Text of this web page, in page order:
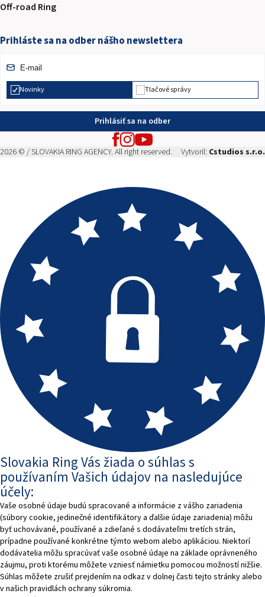
Off-road Ring
Prihláste sa na odber nášho newslettera
Novinky Tlačové správy
Prihlásiť sa na odber
2026 © / SLOVAKIA RING AGENCY. All right reserved. Vytvoril: Cstudios s.r.o.
Slovakia Ring Vás žiada o súhlas s
používaním Vašich údajov na nasledujúce
účely:
Vaše osobné údaje budú spracované a informácie z vášho zariadenia
(súbory cookie, jedinečné identifikátory a ďalšie údaje zariadenia) môžu
byť uchovávané, používané a zdieľané s dodávateľmi tretích strán,
prípadne používané konkrétne týmto webom alebo aplikáciou. Niektorí
dodávatelia môžu spracúvať vaše osobné údaje na základe oprávneného
záujmu, proti ktorému môžete vzniesť námietku pomocou možností nižšie.
Súhlas môžete zrušiť prejdením na odkaz v dolnej časti tejto stránky alebo
v našich pravidlách ochrany súkromia.